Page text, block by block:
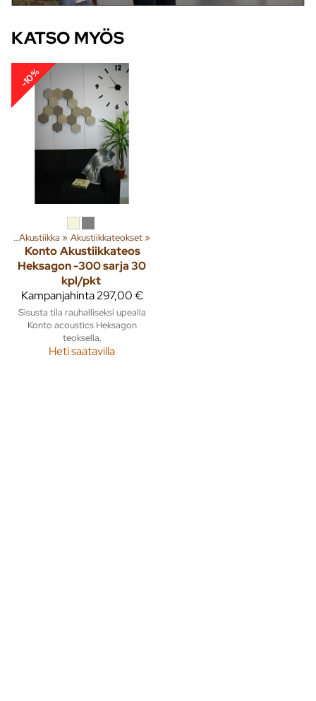
KATSO MYÖS
-10%
‪»Akustiikka ‪» Akustiikkateokset‪»
KontoAkustiikkateos
Heksagon -300 sarja 30
kpl/pkt
Kampanjahinta297,00 €
Sisusta tila rauhalliseksi upealla
Konto acoustics Heksagon
teoksella.
Heti saatavilla